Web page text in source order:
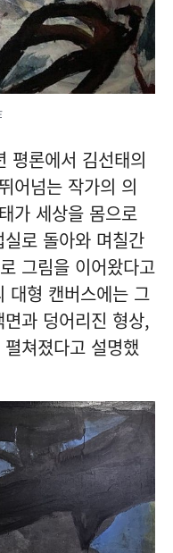
평론에서 김선태의
어넘는 작가의 의
가 세상을 몸으로
로 돌아와 며칠간
그림을 이어왔다고
대형 캔버스에는 그
과 덩어리진 형상,
쳐졌다고 설명했